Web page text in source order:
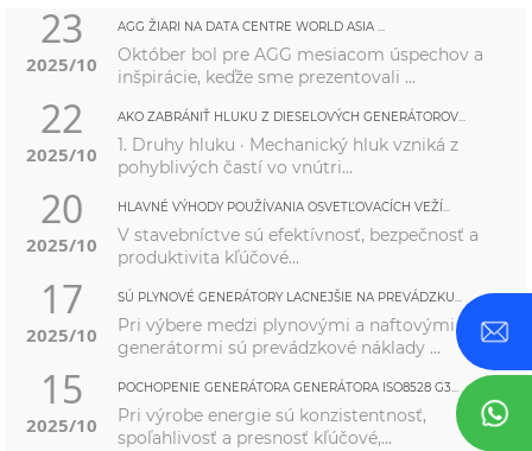
23
2025/10
AGG ŽIARI NA DATA CENTRE WORLD ASIA ...
Október bol pre AGG mesiacom úspechov a
inšpirácie, keďže sme prezentovali ...
22
2025/10
AKO ZABRÁNIŤ HLUKU Z DIESELOVÝCH GENERÁTOROV...
1. Druhy hluku · Mechanický hluk vzniká z
pohyblivých častí vo vnútri...
20
2025/10
HLAVNÉ VÝHODY POUŽÍVANIA OSVETĽOVACÍCH VEŽÍ...
V stavebníctve sú efektívnosť, bezpečnosť a
produktivita kľúčové...
17
2025/10
SÚ PLYNOVÉ GENERÁTORY LACNEJŠIE NA PREVÁDZKU...
Pri výbere medzi plynovými a naftovými
generátormi sú prevádzkové náklady ...
15
2025/10
POCHOPENIE GENERÁTORA GENERÁTORA ISO8528 G3...
Pri výrobe energie sú konzistentnosť,
spoľahlivosť a presnosť kľúčové,...